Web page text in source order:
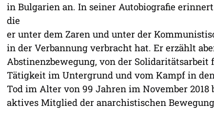
in Bulgarien an. In seiner Autobiografie
die
er unter dem Zaren und unter der
in der Verbannung verbracht hat. Er erzählt
Abstinenzbewegung, von der Solidaritätsarbeit
Tätigkeit im Untergrund und vom Kampf in
Tod im Alter von 99 Jahren im November
aktives Mitglied der anarchistischen